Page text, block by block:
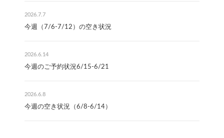
2026.7.7
今週（7/6-7/12）の空き状況
2026.6.14
今週のご予約状況6/15-6/21
2026.6.8
今週の空き状況（6/8-6/14）